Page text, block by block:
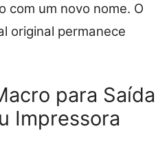
com um novo nome. O
original permanece
para Saída
Impressora